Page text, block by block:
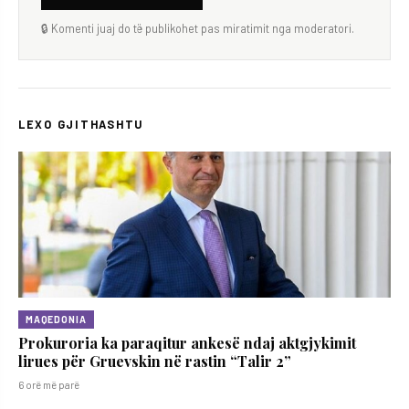
🔒 Komenti juaj do të publikohet pas miratimit nga moderatori.
LEXO GJITHASHTU
MAQEDONIA
Prokuroria ka paraqitur ankesë ndaj aktgjykimit
lirues për Gruevskin në rastin “Talir 2”
6 orë më parë